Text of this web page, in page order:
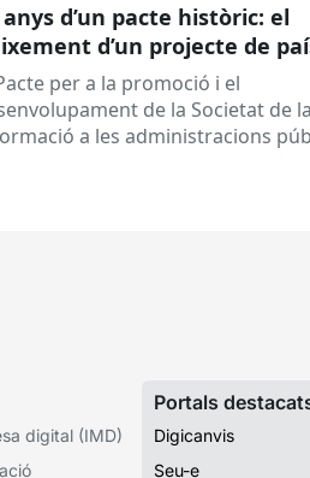
anys d’un pacte històric: el
d’un projecte de
per a la promoció i el
de la Societat de la
a les administracions
digital (IMD)
Portals
Digicanvis
Seu-e